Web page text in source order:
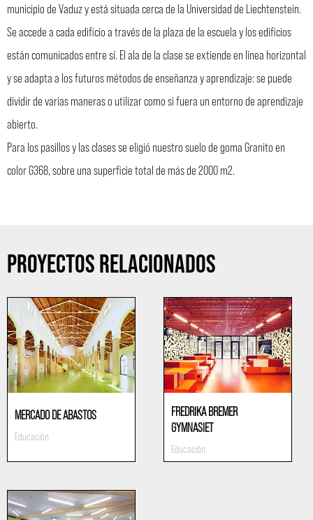
municipio de Vaduz y está situada cerca de la Universidad de Liechtenstein.
Se accede a cada edificio a través de la plaza de la escuela y los edificios
están comunicados entre sí. El ala de la clase se extiende en línea horizontal
y se adapta a los futuros métodos de enseñanza y aprendizaje: se puede
dividir de varias maneras o utilizar como si fuera un entorno de aprendizaje
abierto.
Para los pasillos y las clases se eligió nuestro suelo de goma Granito en
color G368, sobre una superficie total de más de 2000 m2.
PROYECTOS RELACIONADOS
MERCADO DE ABASTOS
Educación
FREDRIKA BREMER
GYMNASIET
Educación